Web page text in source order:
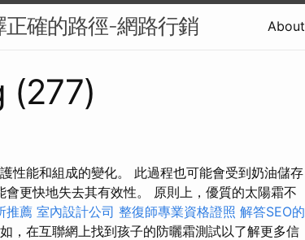
正確的路徑-網路行銷 About
(277)
性能和組成的變化。 此過程也可能會受到奶油儲存
更快地失去其有效性。 原則上，優質的太陽霜不
推薦 室內設計公司 整復師專業資格證照 解答SEO的
，在互聯網上找到孩子的防曬霜測試以了解更多信